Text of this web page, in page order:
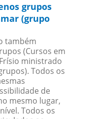
grupos
(grupo
também
(Cursos em
ministrado
Todos os
de
mesmo lugar,
Todos os